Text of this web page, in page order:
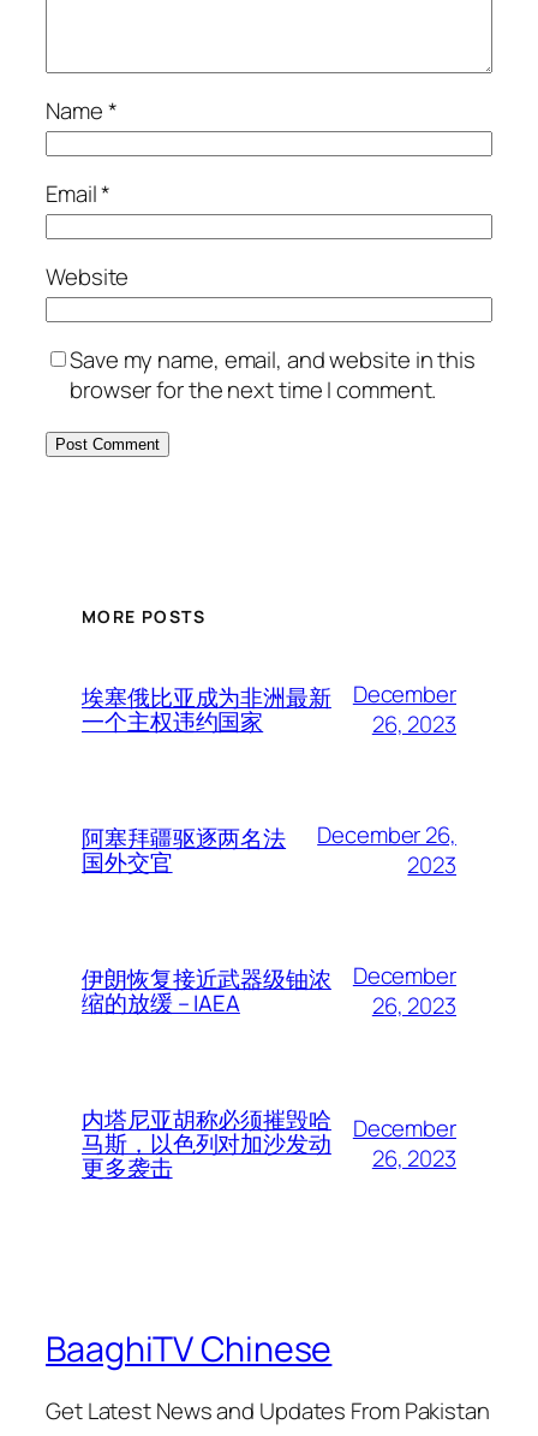
Name*
Email*
Website
Save my name, email, and website in this
browser for the next time I comment.
MORE POSTS
埃塞俄比亚成为非洲最新
一个主权违约国家
December
26, 2023
阿塞拜疆驱逐两名法
国外交官
December 26,
2023
伊朗恢复接近武器级铀浓
缩的放缓 – IAEA
December
26, 2023
内塔尼亚胡称必须摧毁哈
马斯，以色列对加沙发动
更多袭击
December
26, 2023
BaaghiTV Chinese
Get Latest News and Updates From Pakistan